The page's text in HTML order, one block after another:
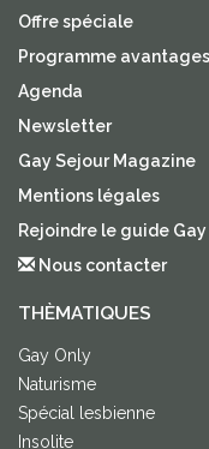
Offre spéciale
Programme avantages
Agenda
Newsletter
Gay Sejour Magazine
Mentions légales
Rejoindre le guide
Nous contacter
THÈMATIQUES
Gay Only
Naturisme
Spécial lesbienne
Insolite